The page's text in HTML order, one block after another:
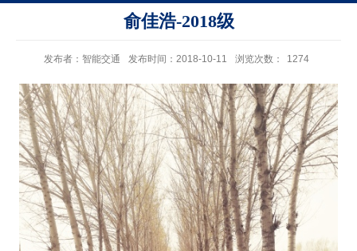
俞佳浩-2018级
发布者：智能交通 发布时间：2018-10-11 浏览次数： 1274